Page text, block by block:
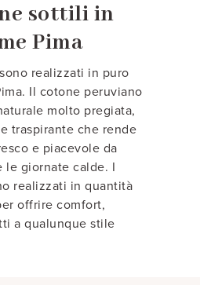
sottili in
Pima
realizzati in puro
Il cotone peruviano
molto pregiata,
traspirante che rende
e piacevole da
le giornate calde. I
realizzati in quantità
offrire comfort,
a qualunque stile